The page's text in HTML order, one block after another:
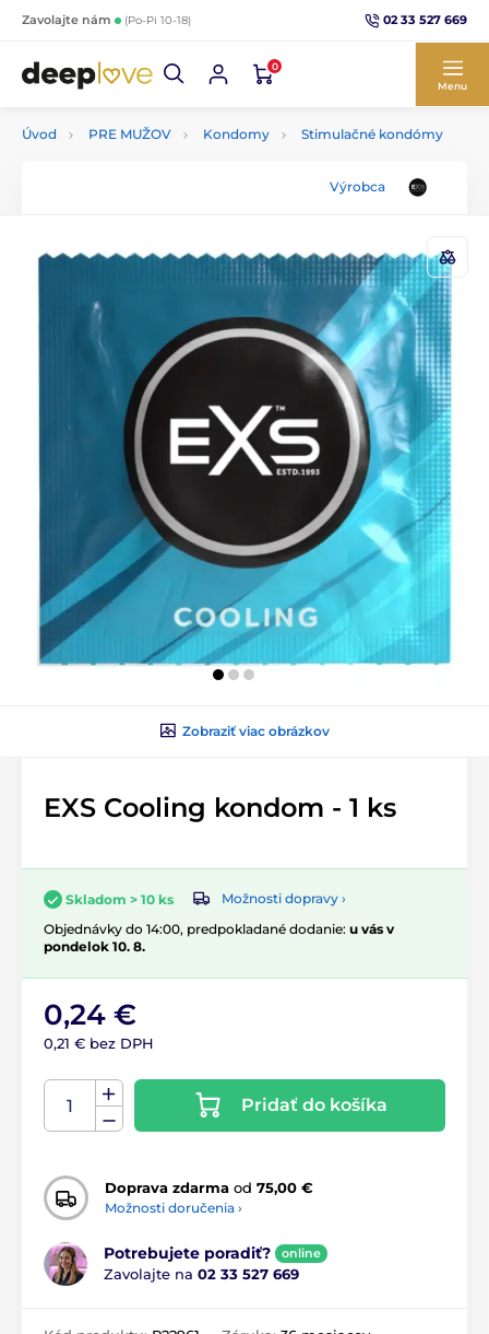
Zavolajte nám (Po-Pi 10-18) 02 33 527 669
0
Menu
Úvod PRE MUŽOV Kondomy Stimulačné kondómy
Výrobca
Zobraziť viac obrázkov
EXS Cooling kondom - 1 ks
Skladom > 10 ks
Možnosti dopravy ›
Objednávky do 14:00, predpokladané dodanie: u vás v
pondelok 10. 8.
0,24 €
0,21 € bez DPH
Pridať do košíka
Doprava zdarma od 75,00 €
Možnosti doručenia ›
Potrebujete poradiť? online
Zavolajte na 02 33 527 669